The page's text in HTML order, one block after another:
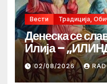
Вести Традиција,
Денеска се
Илија –
02/08/2026